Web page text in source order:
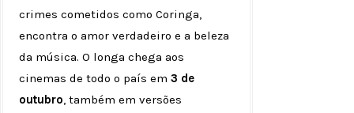
crimes cometidos como Coringa,
encontra o amor verdadeiro e a beleza
da música. O longa chega aos
cinemas de todo o país em 3 de
outubro, também em versões